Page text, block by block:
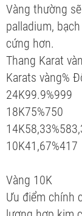
Vàng thường
palladium,
cứng hơn.
Thang Karat
Karats vàng%
24K99.9%999
18K75%750
10K41,67%417
Vàng 10K
Ưu điểm chính